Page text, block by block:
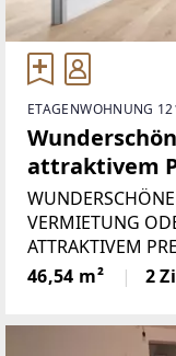
ETAGENWOHNUNG
attraktivem
Ausstattung.
aus Stil,
VERMIETUNG
ATTRAKTIVEM
AUSSTATTUNG
EINE SELTENE
46,54 m² 2